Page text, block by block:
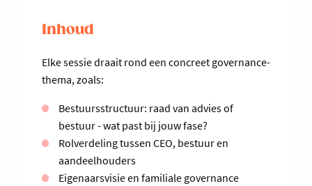
Inhoud
Elke sessie draait rond een concreet governance-
thema, zoals:
Bestuursstructuur: raad van advies of
bestuur - wat past bij jouw fase?
Rolverdeling tussen CEO, bestuur en
aandeelhouders
Eigenaarsvisie en familiale governance